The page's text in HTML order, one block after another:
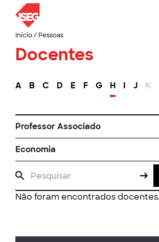
Início/ Pessoas
Docentes
A B C D E F G H I J K
Professor Associado
Economia
Não foram encontrados docentes.